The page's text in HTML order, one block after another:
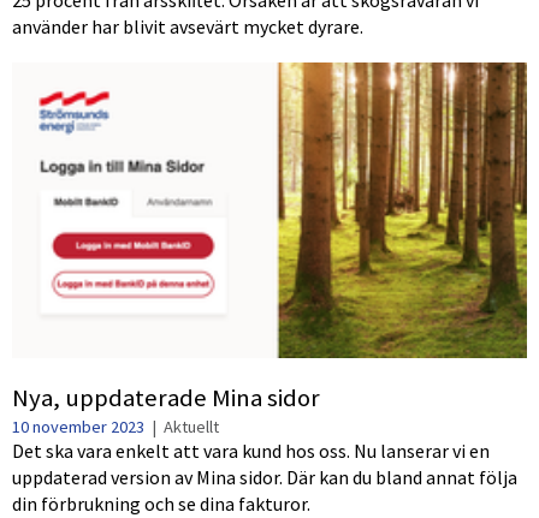
använder har blivit avsevärt mycket dyrare.
Nya, uppdaterade Mina sidor
10 november 2023 | Aktuellt
Det ska vara enkelt att vara kund hos oss. Nu lanserar vi en
uppdaterad version av Mina sidor. Där kan du bland annat följa
din förbrukning och se dina fakturor.